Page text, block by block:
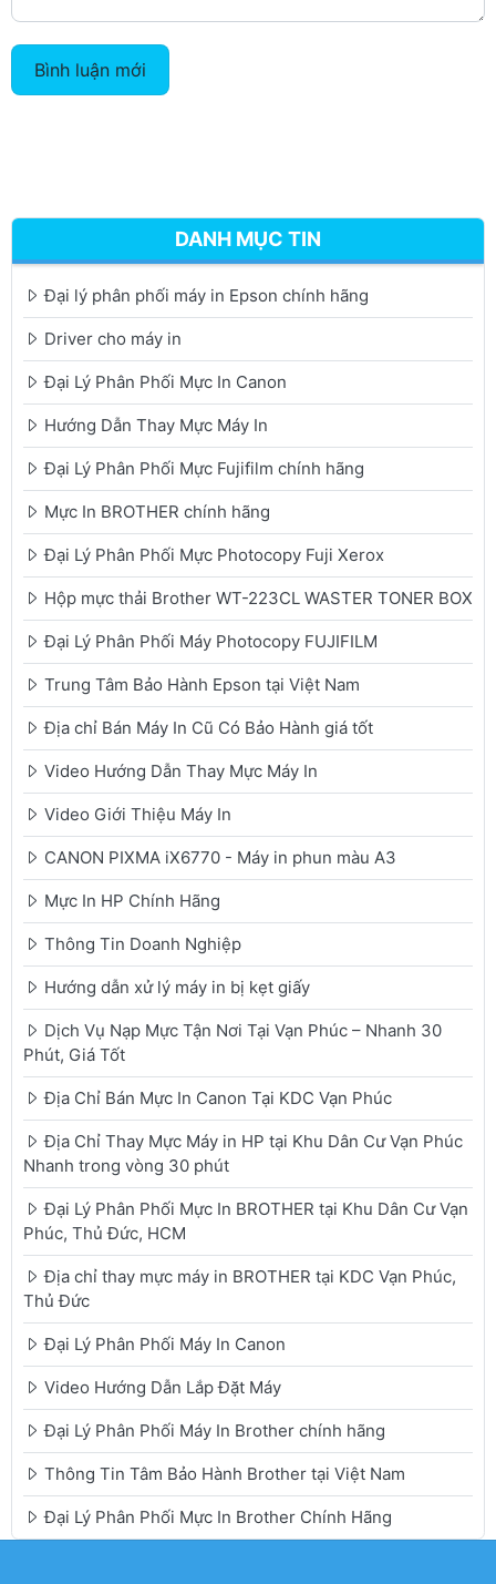
Bình luận mới
DANH MỤC TIN
Đại lý phân phối máy in Epson chính hãng
Driver cho máy in
Đại Lý Phân Phối Mực In Canon
Hướng Dẫn Thay Mực Máy In
Đại Lý Phân Phối Mực Fujifilm chính hãng
Mực In BROTHER chính hãng
Đại Lý Phân Phối Mực Photocopy Fuji Xerox
Hộp mực thải Brother WT-223CL WASTER TONER BOX
Đại Lý Phân Phối Máy Photocopy FUJIFILM
Trung Tâm Bảo Hành Epson tại Việt Nam
Địa chỉ Bán Máy In Cũ Có Bảo Hành giá tốt
Video Hướng Dẫn Thay Mực Máy In
Video Giới Thiệu Máy In
CANON PIXMA iX6770 - Máy in phun màu A3
Mực In HP Chính Hãng
Thông Tin Doanh Nghiệp
Hướng dẫn xử lý máy in bị kẹt giấy
Dịch Vụ Nạp Mực Tận Nơi Tại Vạn Phúc – Nhanh 30
Phút, Giá Tốt
Địa Chỉ Bán Mực In Canon Tại KDC Vạn Phúc
Địa Chỉ Thay Mực Máy in HP tại Khu Dân Cư Vạn Phúc
Nhanh trong vòng 30 phút
Đại Lý Phân Phối Mực In BROTHER tại Khu Dân Cư Vạn
Phúc, Thủ Đức, HCM
Địa chỉ thay mực máy in BROTHER tại KDC Vạn Phúc,
Thủ Đức
Đại Lý Phân Phối Máy In Canon
Video Hướng Dẫn Lắp Đặt Máy
Đại Lý Phân Phối Máy In Brother chính hãng
Thông Tin Tâm Bảo Hành Brother tại Việt Nam
Đại Lý Phân Phối Mực In Brother Chính Hãng